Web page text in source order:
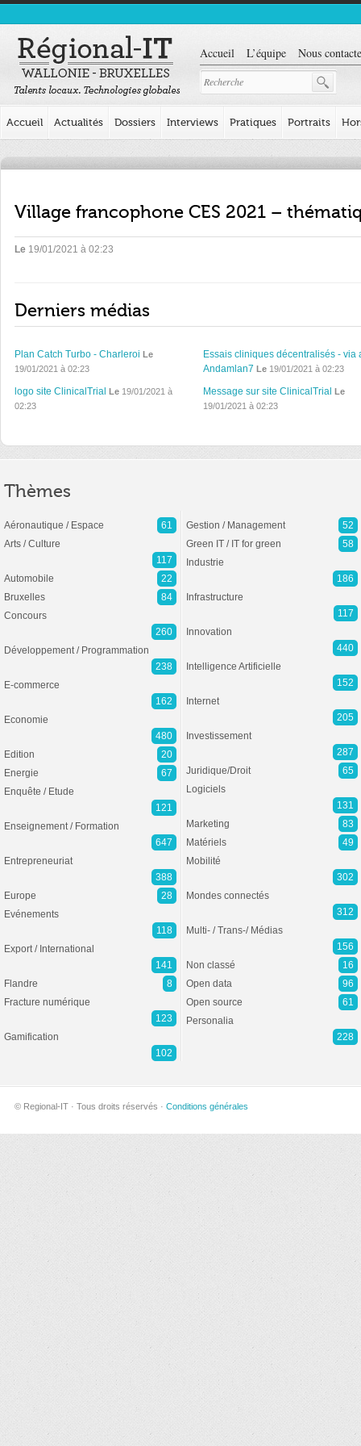
Accueil L’équipe Nous
Accueil Actualités Dossiers Interviews Pratiques Portraits
Village francophone CES 2021 –
Le 19/01/2021 à 02:23
Derniers médias
Plan Catch Turbo - Charleroi Le
19/01/2021 à 02:23
Essais cliniques décentralisés - via
Andamlan7 Le19/01/2021 à 02:23
logo site ClinicalTrial Le 19/01/2021 à
02:23
Message sur site ClinicalTrial Le
19/01/2021 à 02:23
Thèmes
Aéronautique / Espace
61
Arts / Culture
117
Automobile
22
Bruxelles
84
Concours
260
Développement / Programmation
238
E-commerce
162
Economie
480
Edition
20
Energie
67
Enquête / Etude
121
Enseignement / Formation
647
Entrepreneuriat
388
Europe
28
Evénements
118
Export / International
141
Flandre
8
Fracture numérique
123
Gamification
102
Gestion / Management
52
Green IT / IT for green
58
Industrie
186
Infrastructure
117
Innovation
440
Intelligence Artificielle
152
Internet
205
Investissement
287
Juridique/Droit
65
Logiciels
131
Marketing
83
Matériels
49
Mobilité
302
Mondes connectés
312
Multi- / Trans-/ Médias
156
Non classé
16
Open data
96
Open source
61
Personalia
228
© Regional-IT · Tous droits réservés · Conditions générales